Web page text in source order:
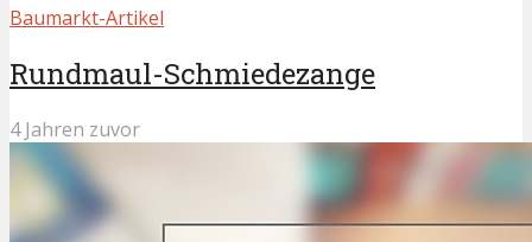
Baumarkt-Artikel
Rundmaul-Schmiedezange
4 Jahren zuvor